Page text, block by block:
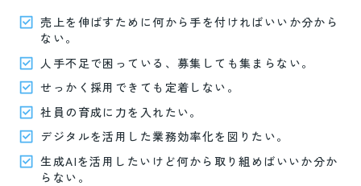
売上を伸ばすために何から手を付ければいいか分から
ない。
人手不足で困っている、募集しても集まらない。
せっかく採用できても定着しない。
社員の育成に力を入れたい。
デジタルを活用した業務効率化を図りたい。
生成AIを活用したいけど何から取り組めばいいか分か
らない。